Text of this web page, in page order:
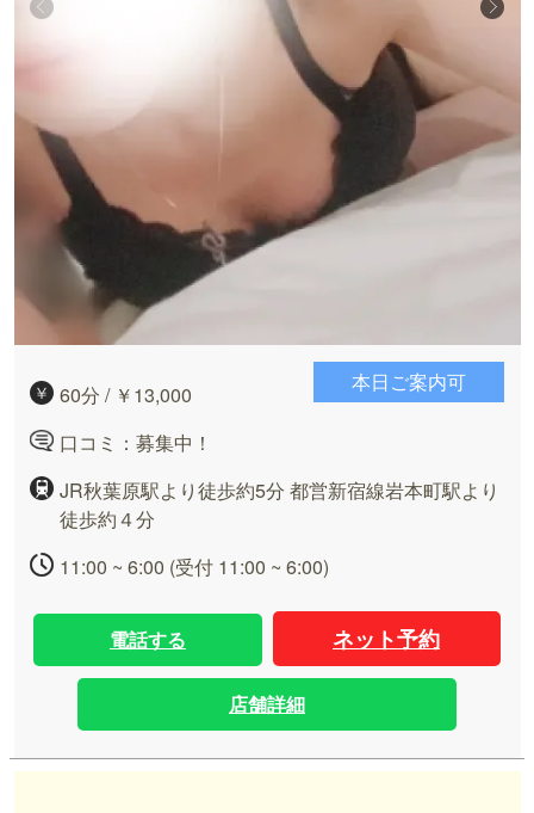
60分 / ￥13,000
口コミ：募集中！
JR秋葉原駅より徒歩約5分 都営新宿線岩本町駅より
徒歩約４分
11:00 ~ 6:00 (受付 11:00 ~ 6:00)
本日ご案内可
電話する ネット予約
店舗詳細